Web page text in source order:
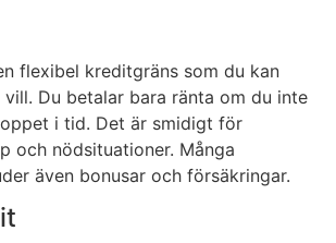
flexibel kreditgräns som du kan
vill. Du betalar bara ränta om du inte
i tid. Det är smidigt för
och nödsituationer. Många
även bonusar och försäkringar.